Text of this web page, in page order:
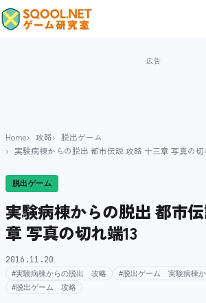
Home 攻略
脱出ゲーム
実験病棟からの脱出 都市伝説 攻略 十三章 写真の切
脱出ゲーム
実験病棟からの脱出 都市
章 写真の切れ端13
2016.11.20
#実験病棟からの脱出 攻略
#脱出ゲーム 実験病棟
#脱出ゲーム 攻略